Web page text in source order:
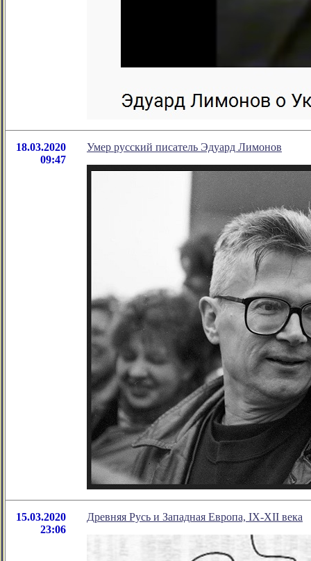
18.03.2020
09:47
Умер русский писатель Эдуард Лимонов
15.03.2020
23:06
Древняя Русь и Западная Европа, IX-XII века